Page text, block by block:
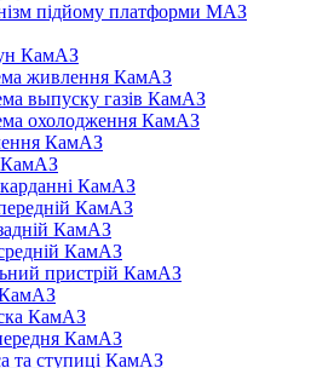
підйому платформи МАЗ
КамАЗ
живлення КамАЗ
выпуску газів КамАЗ
охолодження КамАЗ
КамАЗ
КамАЗ
КамАЗ
КамАЗ
КамАЗ
пристрій КамАЗ
КамАЗ
КамАЗ
та ступиці КамАЗ